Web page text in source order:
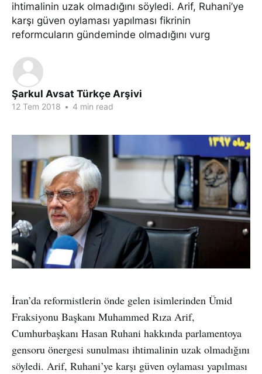
ihtimalinin uzak olmadığını söyledi. Arif, Ruhani’ye
karşı güven oylaması yapılması fikrinin
reformcuların gündeminde olmadığını vurg
Şarkul Avsat Türkçe Arşivi
12 Tem 2018 • 4 min read
İran’da reformistlerin önde gelen isimlerinden Ümid
Fraksiyonu Başkanı Muhammed Rıza Arif,
Cumhurbaşkanı Hasan Ruhani hakkında parlamentoya
gensoru önergesi sunulması ihtimalinin uzak olmadığını
söyledi. Arif, Ruhani’ye karşı güven oylaması yapılması